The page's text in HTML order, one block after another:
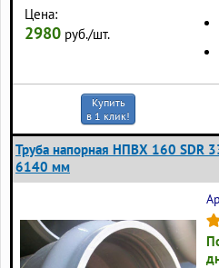
Цена:
2980 руб./шт.
Купить
в 1 клик!
Труба напорная НПВХ 160 SDR
6140 мм